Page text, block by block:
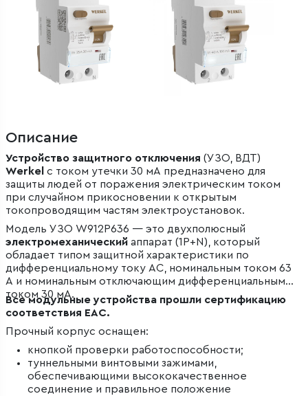
Описание
Устройство защитного отключения (УЗО, ВДТ)
Werkel с током утечки 30 мА предназначено для
защиты людей от поражения электрическим током
при случайном прикосновении к открытым
токопроводящим частям электроустановок.
Модель УЗО W912P636 — это двухполюсный
электромеханический аппарат (1P+N), который
обладает типом защитной характеристики по
дифференциальному току AC, номинальным током 63
А и номинальным отключающим дифференциальным
током 30 мА.
Все модульные устройства прошли сертификацию
соответствия EAC.
Прочный корпус оснащен:
кнопкой проверки работоспособности;
туннельными винтовыми зажимами,
обеспечивающими высококачественное
соединение и правильное положение